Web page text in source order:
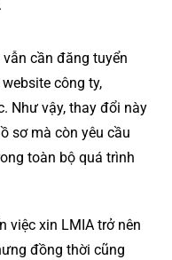
cần đăng tuyển
công ty,
Như vậy, thay đổi này
sơ mà còn yêu cầu
toàn bộ quá trình
việc xin LMIA trở nên
đồng thời cũng